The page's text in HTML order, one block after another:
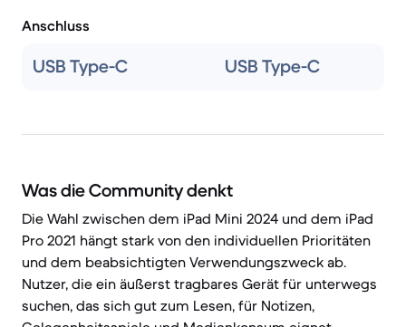
Anschluss
USB Type-C USB Type-C
Was die Community denkt
Die Wahl zwischen dem iPad Mini 2024 und dem iPad
Pro 2021 hängt stark von den individuellen Prioritäten
und dem beabsichtigten Verwendungszweck ab.
Nutzer, die ein äußerst tragbares Gerät für unterwegs
suchen, das sich gut zum Lesen, für Notizen,